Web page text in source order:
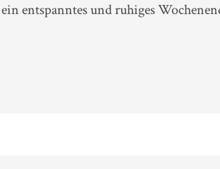
entspanntes und ruhiges